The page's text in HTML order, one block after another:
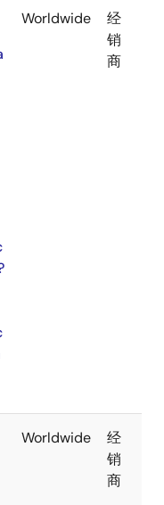
Worldwide
经
销
商
Worldwide
经
销
商